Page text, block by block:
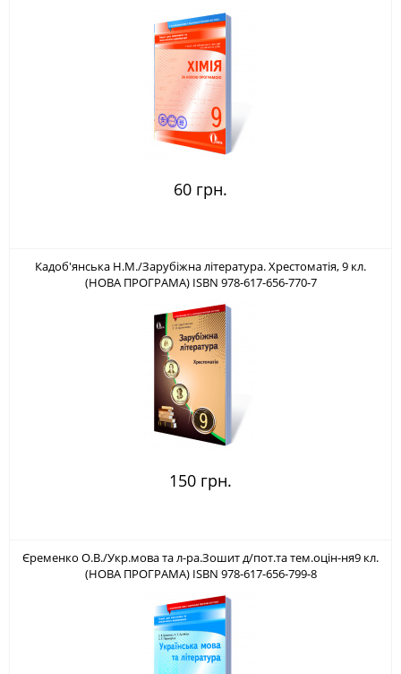
60 грн.
Кадоб'янська Н.М./Зарубіжна література. Хрестоматія, 9 кл.
(НОВА ПРОГРАМА) ISBN 978-617-656-770-7
150 грн.
Єременко О.В./Укр.мова та л-ра.Зошит д/пот.та тем.оцін-ня9 кл.
(НОВА ПРОГРАМА) ISBN 978-617-656-799-8